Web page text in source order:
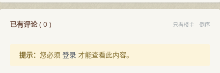
已有评论( 0 ) 只看楼主 倒序
提示： 您必须 登录 才能查看此内容。